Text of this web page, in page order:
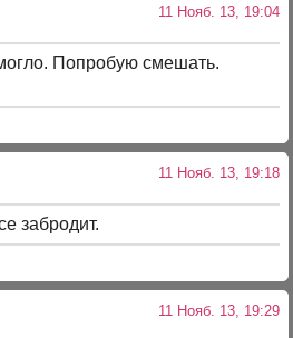
11 Нояб. 13, 19:04
Попробую смешать.
11 Нояб. 13, 19:18
забродит.
11 Нояб. 13, 19:29